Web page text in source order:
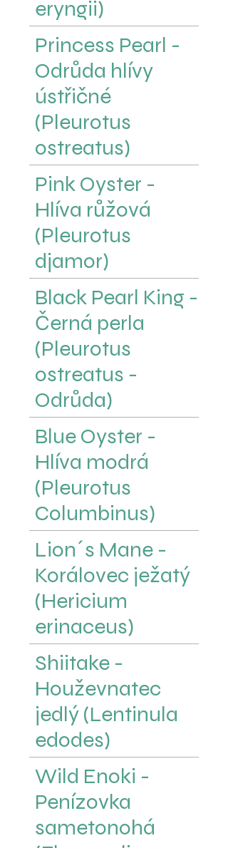
eryngii)
Princess Pearl -
Odrůda hlívy
ústřičné
(Pleurotus
ostreatus)
Pink Oyster -
Hlíva růžová
(Pleurotus
djamor)
Black Pearl King -
Černá perla
(Pleurotus
ostreatus -
Odrůda)
Blue Oyster -
Hlíva modrá
(Pleurotus
Columbinus)
Lion´s Mane -
Korálovec ježatý
(Hericium
erinaceus)
Shiitake -
Houževnatec
jedlý (Lentinula
edodes)
Wild Enoki -
Penízovka
sametonohá